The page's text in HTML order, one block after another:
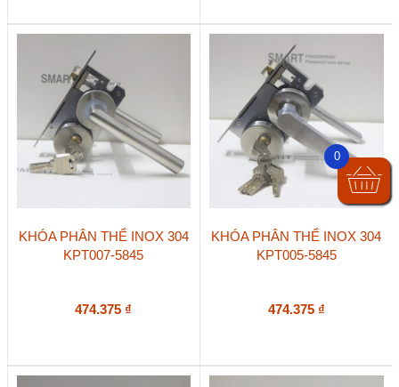
KHÓA PHÂN THỂ INOX 304
KPT007-5845
474.375 ₫
KHÓA PHÂN THỂ INOX 304
KPT005-5845
474.375 ₫
0